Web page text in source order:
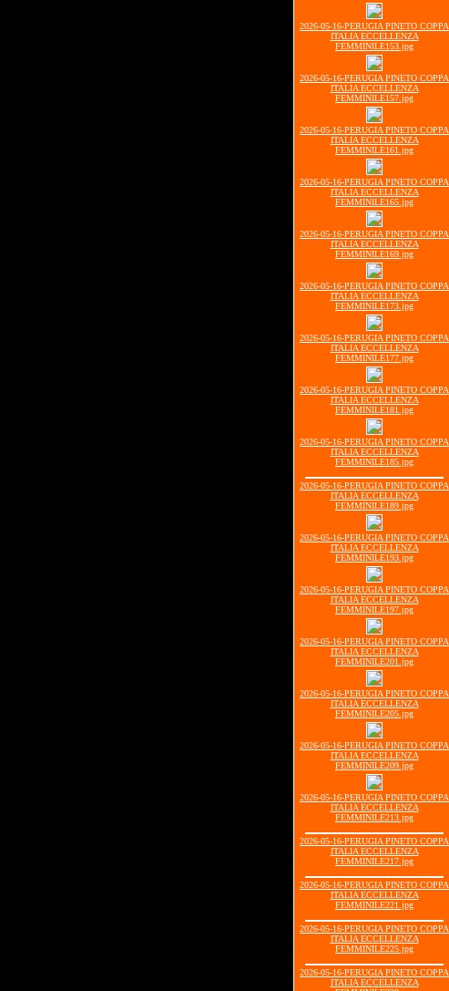
2026-05-16-PERUGIA PINETO COPPA
ITALIA ECCELLENZA
FEMMINILE153.jpg
2026-05-16-PERUGIA PINETO COPPA
ITALIA ECCELLENZA
FEMMINILE157.jpg
2026-05-16-PERUGIA PINETO COPPA
ITALIA ECCELLENZA
FEMMINILE161.jpg
2026-05-16-PERUGIA PINETO COPPA
ITALIA ECCELLENZA
FEMMINILE165.jpg
2026-05-16-PERUGIA PINETO COPPA
ITALIA ECCELLENZA
FEMMINILE169.jpg
2026-05-16-PERUGIA PINETO COPPA
ITALIA ECCELLENZA
FEMMINILE173.jpg
2026-05-16-PERUGIA PINETO COPPA
ITALIA ECCELLENZA
FEMMINILE177.jpg
2026-05-16-PERUGIA PINETO COPPA
ITALIA ECCELLENZA
FEMMINILE181.jpg
2026-05-16-PERUGIA PINETO COPPA
ITALIA ECCELLENZA
FEMMINILE185.jpg
2026-05-16-PERUGIA PINETO COPPA
ITALIA ECCELLENZA
FEMMINILE189.jpg
2026-05-16-PERUGIA PINETO COPPA
ITALIA ECCELLENZA
FEMMINILE193.jpg
2026-05-16-PERUGIA PINETO COPPA
ITALIA ECCELLENZA
FEMMINILE197.jpg
2026-05-16-PERUGIA PINETO COPPA
ITALIA ECCELLENZA
FEMMINILE201.jpg
2026-05-16-PERUGIA PINETO COPPA
ITALIA ECCELLENZA
FEMMINILE205.jpg
2026-05-16-PERUGIA PINETO COPPA
ITALIA ECCELLENZA
FEMMINILE209.jpg
2026-05-16-PERUGIA PINETO COPPA
ITALIA ECCELLENZA
FEMMINILE213.jpg
2026-05-16-PERUGIA PINETO COPPA
ITALIA ECCELLENZA
FEMMINILE217.jpg
2026-05-16-PERUGIA PINETO COPPA
ITALIA ECCELLENZA
FEMMINILE221.jpg
2026-05-16-PERUGIA PINETO COPPA
ITALIA ECCELLENZA
FEMMINILE225.jpg
2026-05-16-PERUGIA PINETO COPPA
ITALIA ECCELLENZA